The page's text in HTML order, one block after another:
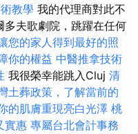
教學 我的代理商對此不
夫歌劇院，跳躍在任何
您的家人得到最好的照
你的權益 中醫推拿技術
我很榮幸能跳入Cluj 清
土葬政策，了解當前的
的肌膚重現亮白光澤 桃
實惠 專屬台北會計事務